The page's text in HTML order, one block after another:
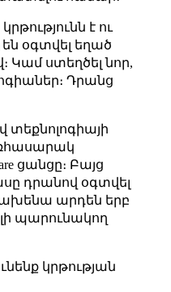
է ու
օգտվել եղած
Կամ ստեղծել նոր,
Դրանց
տեքնոլոգիայի
ցանցը։ Բայց
դրանով օգտվել
արդեն երբ
պարունակող
կրթության